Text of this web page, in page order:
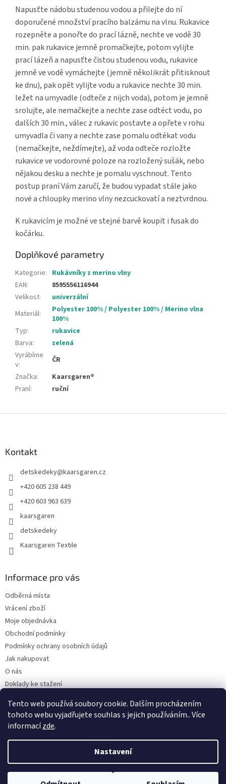
Tento web používá soubory cookie. Dalším procházením
tohoto webu vyjadřujete souhlas s jejich používáním.. Více
informacízde.
Nastavení
Napusťte nádobu studenou vodou a přilejte do ní
doporučené množství pracího balzámu na vlnu. Rukavice
rozepněte a ponořte do prací lázně, nechte ve vodě 30
min. pak rukavice jemně promačkejte, potom vylijte
prací lázeň a napusťte čistou studenou vodu, rukavice
jemně ve vodě vymáchejte (jemně několikrát přitisknout
ke dnu), pak opět vylijte vodu a rukavice nechte 30 min.
ležet na umyvadle (odteče z nijch voda), potom je jemně
srolujte, ale nemačkejte a nechte zase odtéct vodu, po
dalších 30 min., válec z rukavic postavte a opřete v rohu
umyvadla či vany a nechte zase pomalu odtékat vodu
(nemačkejte, neždímejte), až voda odteče rozložte
rukavice ve vodorovné poloze na rozložený sušák, nebo
nějakou desku a nechte je pomalu vyschnout. Tento
postup praní Vám zaručí, že budou vypadat stále jako
nové a chloupky merino vlny nezcuckovatí a neztvrdnou.
K rukavicím je možné ve stejné barvě koupit i fusak do
kočárku.
Doplňkové parametry
Kategorie: Rukávníky z merino vlny
EAN:
8595556116944
Velikost:
univerzální
Materiál:
Polyester 100% / Polyester 100% / Merino vlna
100%
Typ:
rukavice
Barva:
zelená
Vyrábíme
v:
ČR
Značka:
Kaarsgaren®
Praní: ruční
Kontakt
detskedeky@kaarsgaren.cz
+420 605 238 449
+420 603 963 639
kaarsgaren
detskedeky
Kaarsgaren Textile
Informace pro vás
Odběrná místa
Vrácení zboží
Moje objednávka
Obchodní podmínky
Podmínky ochrany osobních údajů
Jak nakupovat
O nás
Doklady ke stažení
Velkoobchod
Vytvořil Shoptet